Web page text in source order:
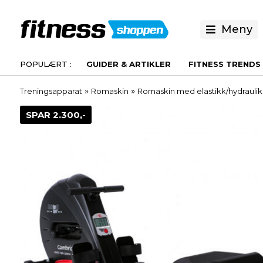
Meny
GUIDER & ARTIKLER FITNESS TRENDS
Treningsapparat» Romaskin » Romaskin med elastikk/
SPAR 2.300,-